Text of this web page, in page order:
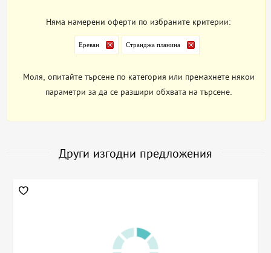
Няма намерени оферти по избраните критерии:
Ереван Странджа планина
Моля, опитайте търсене по категория или премахнете някои
параметри за да се разшири обхвата на търсене.
Други изгодни предложения